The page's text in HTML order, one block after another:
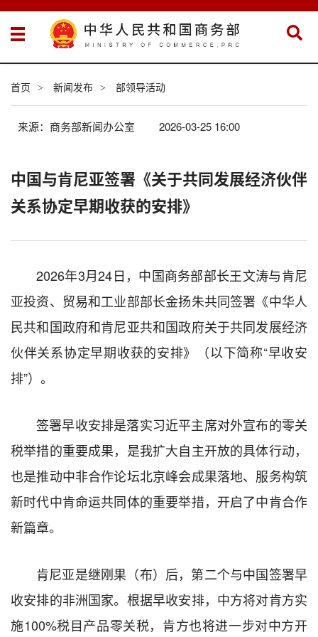
首页 > 新闻发布 > 部领导活动
来源：商务部新闻办公室 2026-03-25 16:00
中国与肯尼亚签署《关于共同发展经济伙伴
关系协定早期收获的安排》
2026年3月24日，中国商务部部长王文涛与肯尼
亚投资、贸易和工业部部长金扬朱共同签署《中华人
民共和国政府和肯尼亚共和国政府关于共同发展经济
伙伴关系协定早期收获的安排》（以下简称“早收安
排”）。
签署早收安排是落实习近平主席对外宣布的零关
税举措的重要成果，是我扩大自主开放的具体行动，
也是推动中非合作论坛北京峰会成果落地、服务构筑
新时代中肯命运共同体的重要举措，开启了中肯合作
新篇章。
肯尼亚是继刚果（布）后，第二个与中国签署早
收安排的非洲国家。根据早收安排，中方将对肯方实
施100%税目产品零关税，肯方也将进一步对中方开